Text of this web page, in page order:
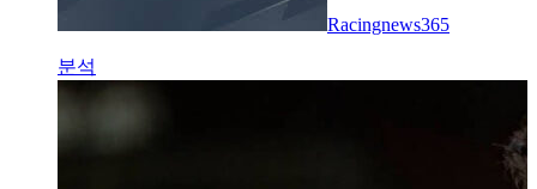
Racingnews365
분석